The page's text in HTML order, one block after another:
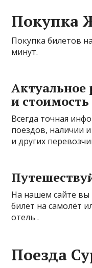
Покупка
Покупка билетов
минут.
Актуальное
и стоимость
Всегда точная
поездов, наличии
и других
На нашем сайте вы
билет на самолёт
отель .
Поезда